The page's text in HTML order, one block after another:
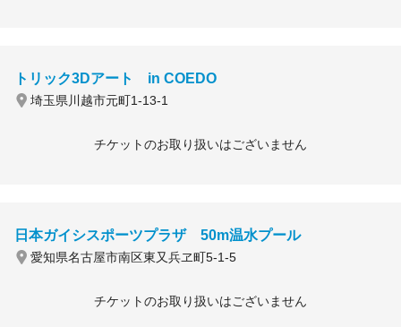
トリック3Dアート in COEDO
埼玉県川越市元町1-13-1
チケットのお取り扱いはございません
日本ガイシスポーツプラザ 50m温水プール
愛知県名古屋市南区東又兵ヱ町5-1-5
チケットのお取り扱いはございません